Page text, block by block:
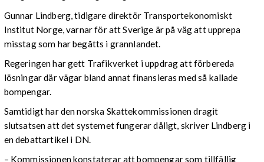
Gunnar Lindberg, tidigare direktör Transportekonomiskt
Institut Norge, varnar för att Sverige är på väg att upprepa
misstag som har begåtts i grannlandet.
Regeringen har gett Trafikverket i uppdrag att förbereda
lösningar där vägar bland annat finansieras med så kallade
bompengar.
Samtidigt har den norska Skattekommissionen dragit
slutsatsen att det systemet fungerar dåligt, skriver Lindberg i
en debattartikel i DN.
– Kommissionen konstaterar att bompengar som tillfällig